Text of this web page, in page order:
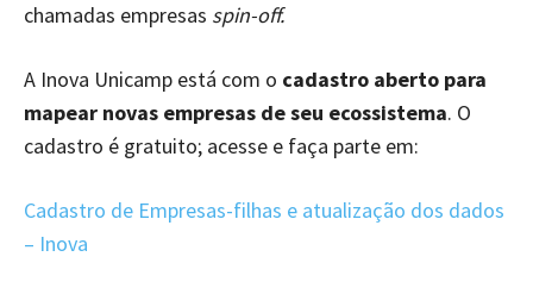
chamadas empresas spin-off.
A Inova Unicamp está com o cadastro aberto para
mapear novas empresas de seu ecossistema. O
cadastro é gratuito; acesse e faça parte em:
Cadastro de Empresas-filhas e atualização dos dados
– Inova